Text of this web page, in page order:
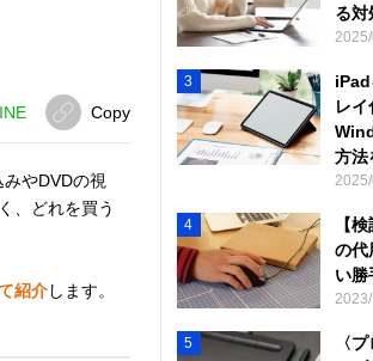
Copy
やDVDの視
、どれを買う
紹介します。
る対
3
レイ
方法
4
【
の代
い勝
5
〈